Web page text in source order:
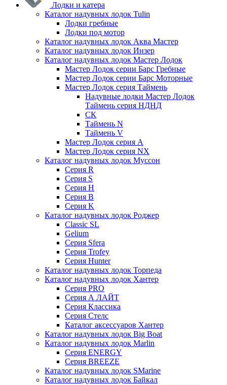
Лодки и катера
Каталог надувных лодок Tulin
Лодки гребные
Лодки под мотор
Каталог надувных лодок Аква Мастер
Каталог надувных лодок Инзер
Каталог надувных лодок Мастер Лодок
Мастер Лодок серии Барс Гребные
Мастер Лодок серии Барс Моторные
Мастер Лодок серия Таймень
Надувные лодки Мастер Лодок
Таймень серия НДНД
СК
Таймень N
Таймень V
Мастер Лодок серия А
Мастер Лодок серия NX
Каталог надувных лодок Муссон
Серия R
Серия S
Серия H
Серия B
Серия K
Каталог надувных лодок Роджер
Classic SL
Gelium
Серия Sfera
Серия Trofey
Серия Hunter
Каталог надувных лодок Торпеда
Каталог надувных лодок Хантер
Серия PRO
Серия А ЛАЙТ
Серия Классика
Серия Стелс
Каталог аксессуаров Хантер
Каталог надувных лодок Big Boat
Каталог надувных лодок Marlin
Серия ENERGY
Серия BREEZE
Каталог надувных лодок SMarine
Каталог надувных лодок Байкал